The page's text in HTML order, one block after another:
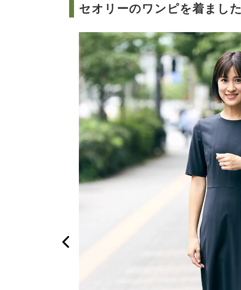
セオリーのワンピを着ました